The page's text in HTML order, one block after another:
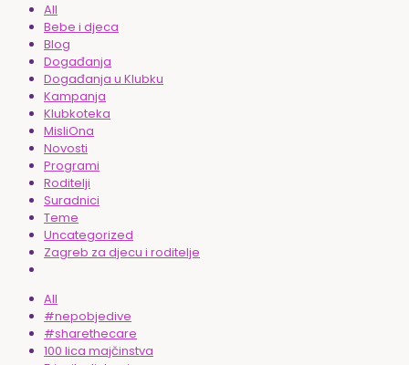
All
Bebe i djeca
Blog
Događanja
Događanja u Klubku
Kampanja
Klubkoteka
MisliOna
Novosti
Programi
Roditelji
Suradnici
Teme
Uncategorized
Zagreb za djecu i roditelje
All
#nepobjedive
#sharethecare
100 lica majčinstva